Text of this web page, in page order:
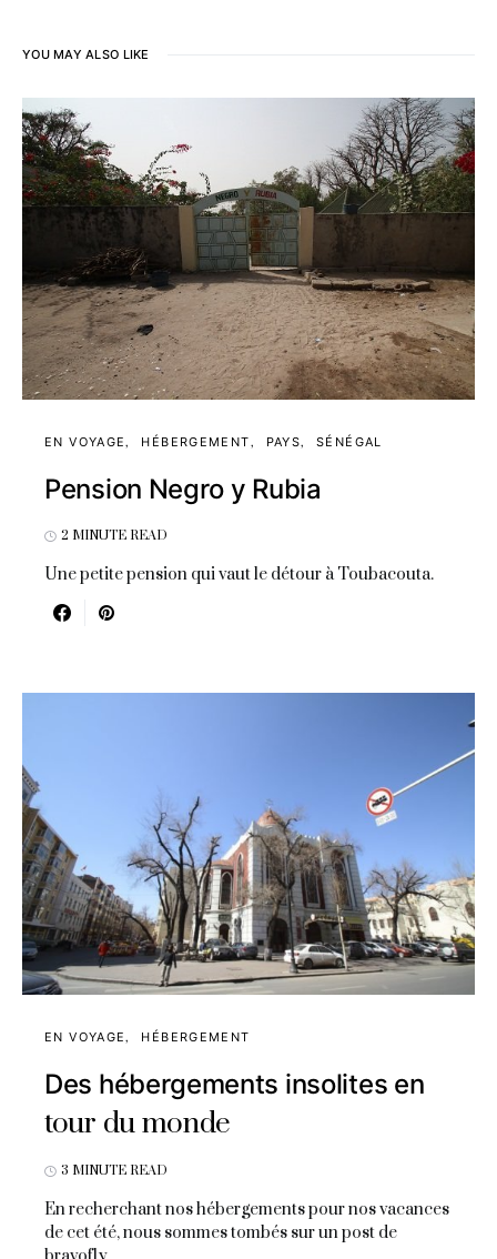
YOU MAY ALSO LIKE
EN VOYAGE HÉBERGEMENT PAYS SÉNÉGAL
Pension Negro y Rubia
2 MINUTE READ
Une petite pension qui vaut le détour à Toubacouta.
EN VOYAGE HÉBERGEMENT
Des hébergements insolites en
tour du monde
3 MINUTE READ
En recherchant nos hébergements pour nos vacances
de cet été, nous sommes tombés sur un post de